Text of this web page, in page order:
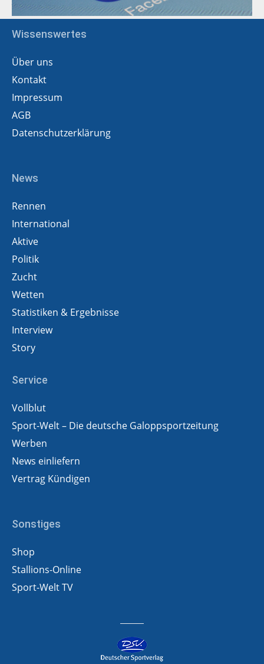
Wissenswertes
Über uns
Kontakt
Impressum
AGB
Datenschutzerklärung
News
Rennen
International
Aktive
Politik
Zucht
Wetten
Statistiken & Ergebnisse
Interview
Story
Service
Vollblut
Sport-Welt – Die deutsche Galoppsportzeitung
Werben
News einliefern
Vertrag Kündigen
Sonstiges
Shop
Stallions-Online
Sport-Welt TV